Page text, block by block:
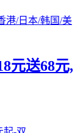
元送68元,